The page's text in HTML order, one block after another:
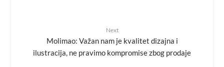
Next
Molimao: Važan nam je kvalitet dizajna i
ilustracija, ne pravimo kompromise zbog prodaje